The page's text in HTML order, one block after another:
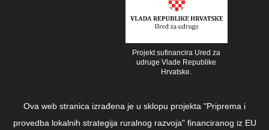
Projekt sufinancira Ured za
udruge Vlade Republike
Hrvatske.
Ova web stranica izrađena je u sklopu projekta "Priprema i
provedba lokalnih strategija ruralnog razvoja" financiranog iz EU